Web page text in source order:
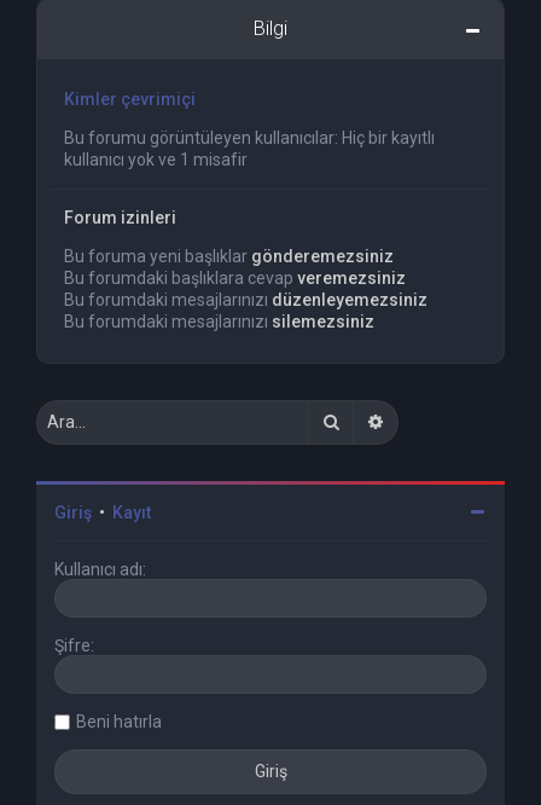
Bilgi
Kimler çevrimiçi
Bu forumu görüntüleyen kullanıcılar: Hiç bir kayıtlı
kullanıcı yok ve 1 misafir
Forum izinleri
Bu foruma yeni başlıklar gönderemezsiniz
Bu forumdaki başlıklara cevap veremezsiniz
Bu forumdaki mesajlarınızı düzenleyemezsiniz
Bu forumdaki mesajlarınızı silemezsiniz
Gelişmiş arama
Giriş • Kayıt
Kullanıcı adı:
Şifre:
Beni hatırla